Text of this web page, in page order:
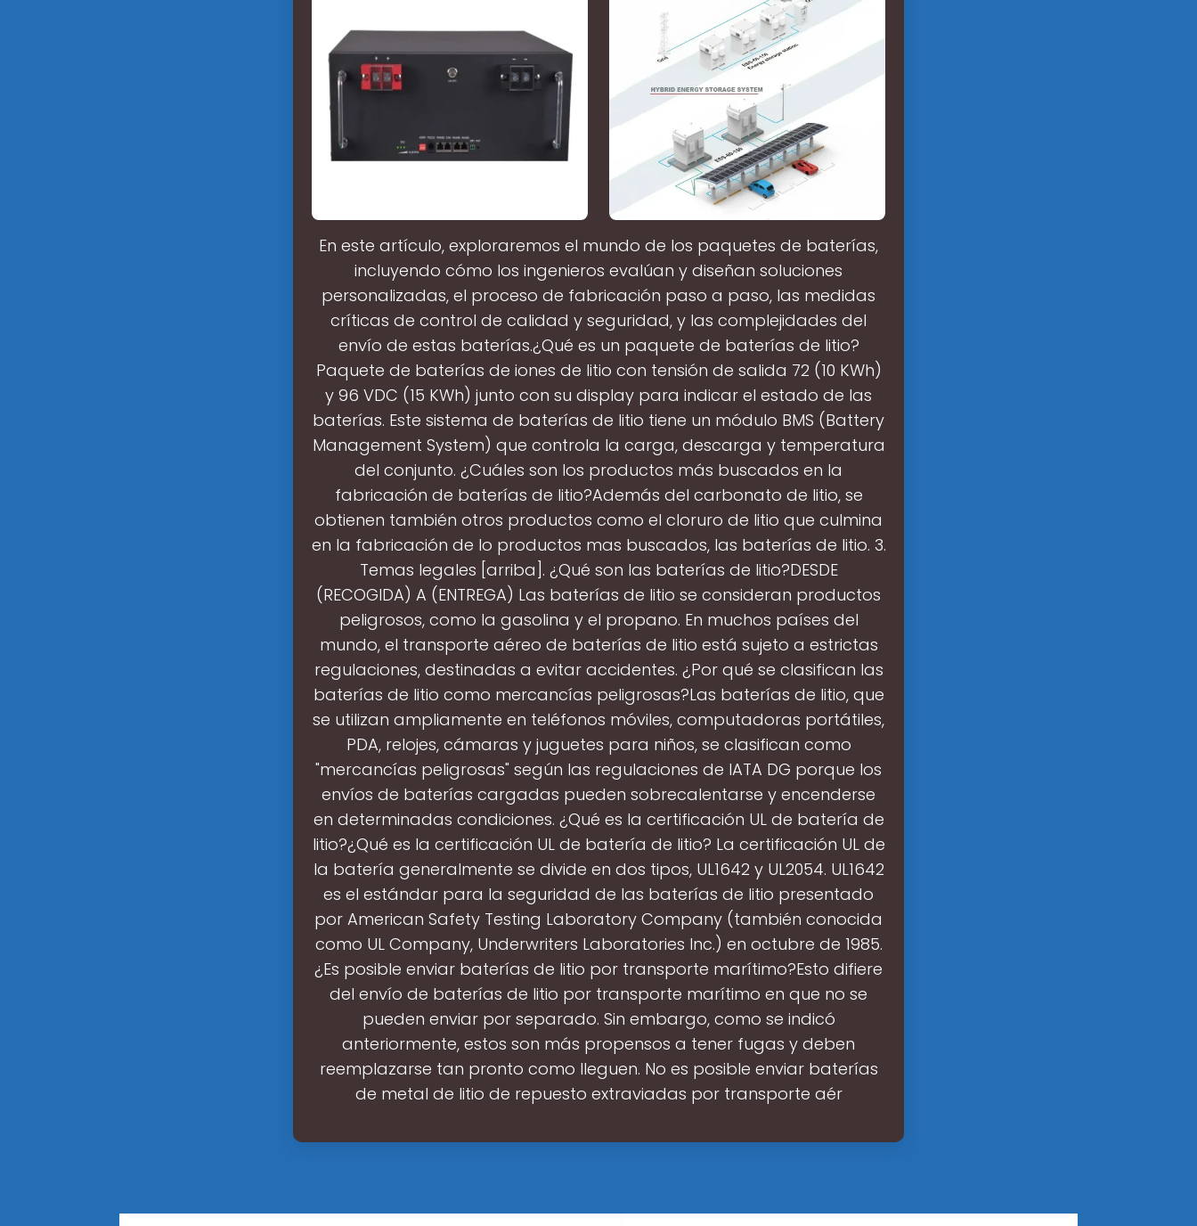
En este artículo, exploraremos el mundo de los paquetes de baterías,
incluyendo cómo los ingenieros evalúan y diseñan soluciones
personalizadas, el proceso de fabricación paso a paso, las medidas
críticas de control de calidad y seguridad, y las complejidades del
envío de estas baterías.¿Qué es un paquete de baterías de litio?
Paquete de baterías de iones de litio con tensión de salida 72 (10 KWh)
y 96 VDC (15 KWh) junto con su display para indicar el estado de las
baterías. Este sistema de baterías de litio tiene un módulo BMS (Battery
Management System) que controla la carga, descarga y temperatura
del conjunto. ¿Cuáles son los productos más buscados en la
fabricación de baterías de litio?Además del carbonato de litio, se
obtienen también otros productos como el cloruro de litio que culmina
en la fabricación de lo productos mas buscados, las baterías de litio. 3.
Temas legales [arriba]. ¿Qué son las baterías de litio?DESDE
(RECOGIDA) A (ENTREGA) Las baterías de litio se consideran productos
peligrosos, como la gasolina y el propano. En muchos países del
mundo, el transporte aéreo de baterías de litio está sujeto a estrictas
regulaciones, destinadas a evitar accidentes. ¿Por qué se clasifican las
baterías de litio como mercancías peligrosas?Las baterías de litio, que
se utilizan ampliamente en teléfonos móviles, computadoras portátiles,
PDA, relojes, cámaras y juguetes para niños, se clasifican como
"mercancías peligrosas" según las regulaciones de IATA DG porque los
envíos de baterías cargadas pueden sobrecalentarse y encenderse
en determinadas condiciones. ¿Qué es la certificación UL de batería de
litio?¿Qué es la certificación UL de batería de litio? La certificación UL de
la batería generalmente se divide en dos tipos, UL1642 y UL2054. UL1642
es el estándar para la seguridad de las baterías de litio presentado
por American Safety Testing Laboratory Company (también conocida
como UL Company, Underwriters Laboratories Inc.) en octubre de 1985.
¿Es posible enviar baterías de litio por transporte marítimo?Esto difiere
del envío de baterías de litio por transporte marítimo en que no se
pueden enviar por separado. Sin embargo, como se indicó
anteriormente, estos son más propensos a tener fugas y deben
reemplazarse tan pronto como lleguen. No es posible enviar baterías
de metal de litio de repuesto extraviadas por transporte aér